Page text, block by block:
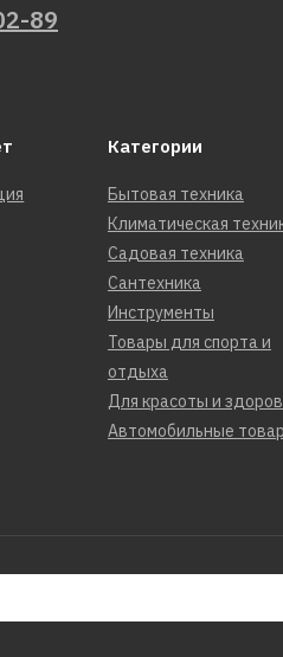
89
Категории
Бытовая техника
Климатическая
Садовая техника
Сантехника
Инструменты
Товары для спорта и
отдыха
Для красоты и
Автомобильные